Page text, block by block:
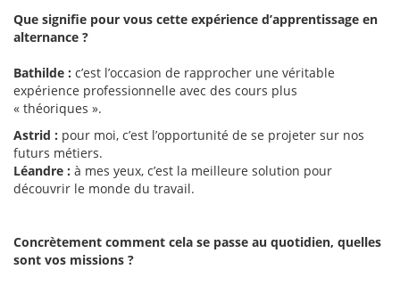
Que signifie pour vous cette expérience d’apprentissage en
alternance ?
Bathilde : c’est l’occasion de rapprocher une véritable
expérience professionnelle avec des cours plus
« théoriques ».
Astrid : pour moi, c’est l’opportunité de se projeter sur nos
futurs métiers.
Léandre : à mes yeux, c’est la meilleure solution pour
découvrir le monde du travail.
Concrètement comment cela se passe au quotidien, quelles
sont vos missions ?